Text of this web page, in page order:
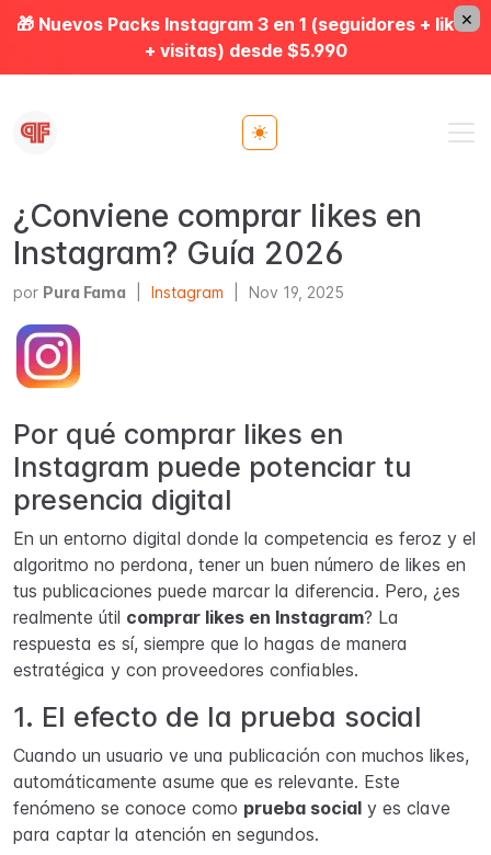
×
🎁 Nuevos Packs Instagram 3 en 1 (seguidores + likes
+ visitas) desde $5.990
Toggle theme
¿Conviene comprar likes en
Instagram? Guía 2026
por Pura Fama Instagram Nov 19, 2025
Por qué comprar likes en
Instagram puede potenciar tu
presencia digital
En un entorno digital donde la competencia es feroz y el
algoritmo no perdona, tener un buen número de likes en
tus publicaciones puede marcar la diferencia. Pero, ¿es
realmente útil comprar likes en Instagram? La
respuesta es sí, siempre que lo hagas de manera
estratégica y con proveedores confiables.
1. El efecto de la prueba social
Cuando un usuario ve una publicación con muchos likes,
automáticamente asume que es relevante. Este
fenómeno se conoce como prueba social y es clave
para captar la atención en segundos.